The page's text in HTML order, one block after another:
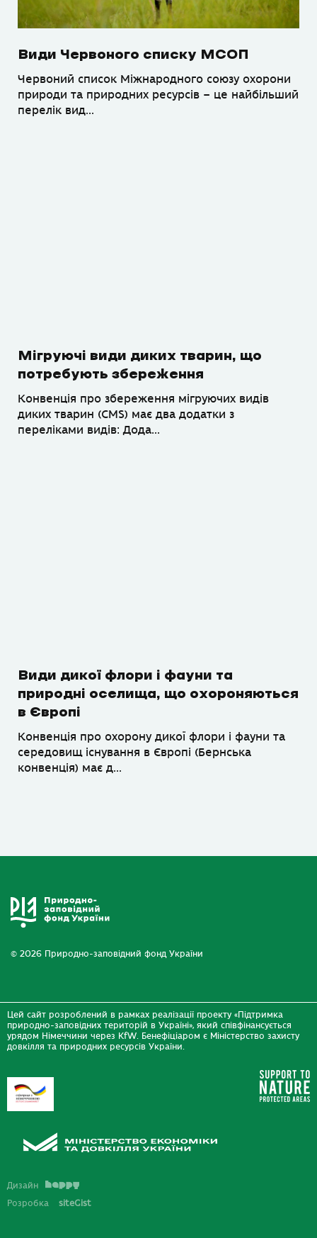
Види Червоного списку МСОП
Червоний список Міжнародного союзу охорони
природи та природних ресурсів – це найбільший
перелік вид...
Мігруючі види диких тварин, що
потребують збереження
Конвенція про збереження мігруючих видів
диких тварин (CMS) має два додатки з
переліками видів: Дода...
Види дикої флори і фауни та
природні оселища, що охороняються
в Європі
Конвенція про охорону дикої флори і фауни та
середовищ існування в Європі (Бернська
конвенція) має д...
© 2026 Природно-заповідний фонд України
Цей сайт розроблений в рамках реалізації проекту «Підтримка
природно-заповідних територій в Україні», який співфінансується
урядом Німеччини через KfW. Бенефіціаром є Міністерство захисту
довкілля та природних ресурсів України.
Дизайн
Розробка
siteGist